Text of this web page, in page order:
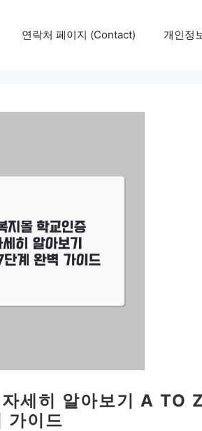
연락처 페이지 (Contact) 개인정
세히 알아보기 A TO
가이드